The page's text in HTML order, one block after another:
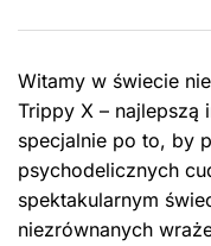
Witamy w świecie
Trippy X – najlepszą
specjalnie po to, by
psychodelicznych
spektakularnym
niezrównanych